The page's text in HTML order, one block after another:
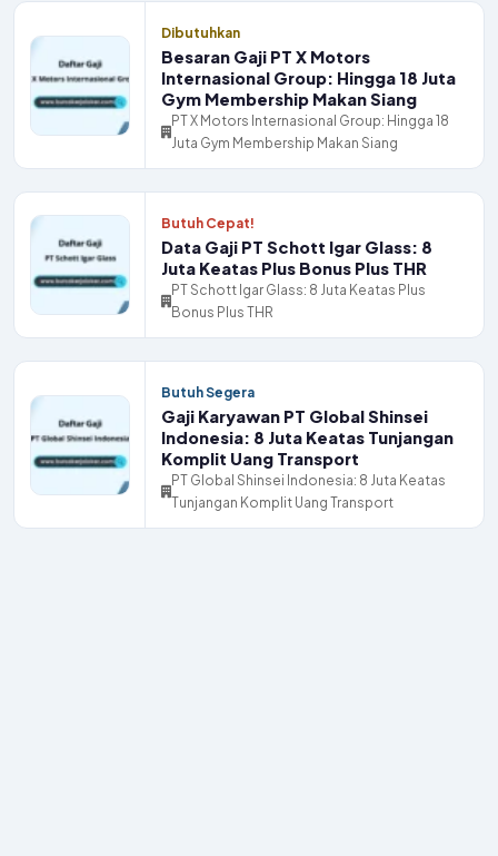
Dibutuhkan
Besaran Gaji PT X Motors
Internasional Group: Hingga 18 Juta
Gym Membership Makan Siang
PT X Motors Internasional Group: Hingga 18
Juta Gym Membership Makan Siang
Butuh Cepat!
Data Gaji PT Schott Igar Glass: 8
Juta Keatas Plus Bonus Plus THR
PT Schott Igar Glass: 8 Juta Keatas Plus
Bonus Plus THR
Butuh Segera
Gaji Karyawan PT Global Shinsei
Indonesia: 8 Juta Keatas Tunjangan
Komplit Uang Transport
PT Global Shinsei Indonesia: 8 Juta Keatas
Tunjangan Komplit Uang Transport